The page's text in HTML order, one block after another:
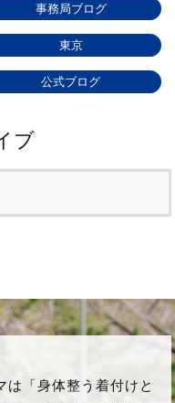
事務局ブログ
東京
公式ブログ
ブ
は「身体整う着付けと